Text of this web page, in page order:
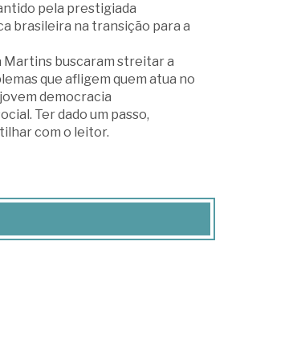
pela prestigiada
brasileira na transição para a
Martins buscaram streitar a
que afligem quem atua no
democracia
Ter dado um passo,
com o leitor.